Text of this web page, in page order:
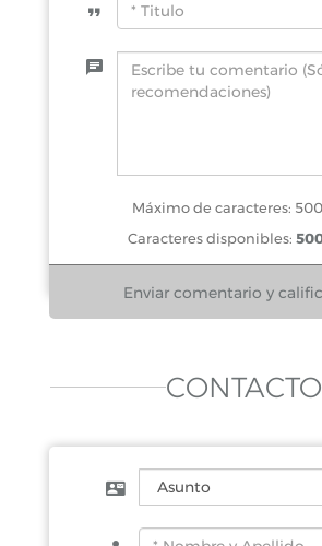
Máximo de caracteres:
Caracteres disponibles:
CONTACTO